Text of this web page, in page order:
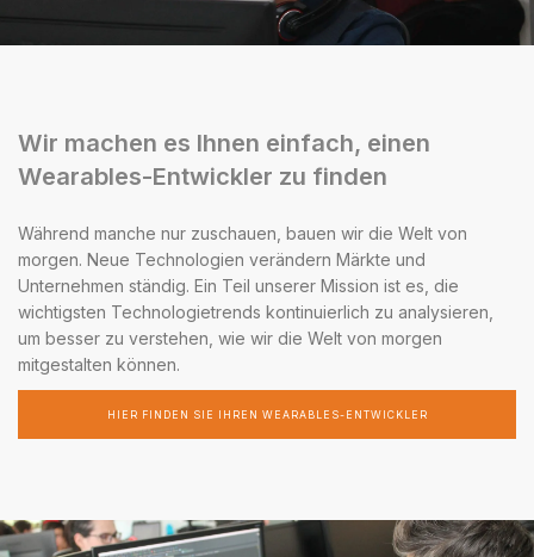
Wir machen es Ihnen einfach, einen
Wearables-Entwickler zu finden
Während manche nur zuschauen, bauen wir die Welt von
morgen. Neue Technologien verändern Märkte und
Unternehmen ständig. Ein Teil unserer Mission ist es, die
wichtigsten Technologietrends kontinuierlich zu analysieren,
um besser zu verstehen, wie wir die Welt von morgen
mitgestalten können.
HIER FINDEN SIE IHREN WEARABLES-ENTWICKLER